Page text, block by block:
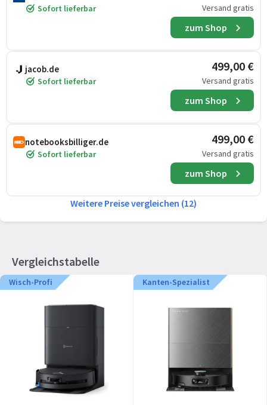
Sofort lieferbar Versand gratis
zum Shop
jacob.de
Sofort lieferbar
499,00 €
Versand gratis
zum Shop
notebooksbilliger.de
Sofort lieferbar
499,00 €
Versand gratis
zum Shop
Weitere Preise vergleichen (12)
Vergleichstabelle
Wisch-Profi Kanten-Spezialist